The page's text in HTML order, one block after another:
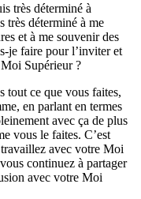
très déterminé à
très déterminé à me
et à me souvenir des
je faire pour l’inviter et
Supérieur ?
tout ce que vous faites,
en parlant en termes
avec ça de plus
vous le faites. C’est
avec votre Moi
continuez à partager
avec votre Moi